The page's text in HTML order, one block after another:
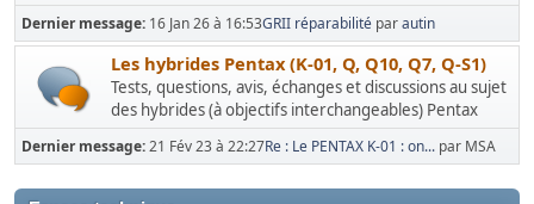
Dernier message: 16 Jan 26 à 16:53GRII réparabilité parautin
Les hybrides Pentax (K-01, Q, Q10, Q7, Q-S1)
Tests, questions, avis, échanges et discussions au sujet
des hybrides (à objectifs interchangeables) Pentax
Dernier message:21 Fév 23 à 22:27Re : Le PENTAX K-01 : on... par MSA